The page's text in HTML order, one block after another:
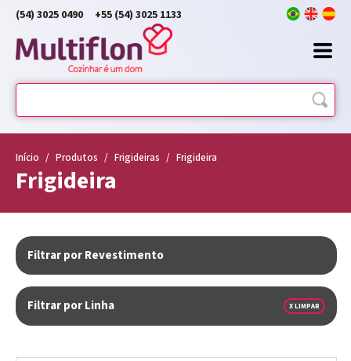
(54) 3025 0490 +55 (54) 3025 1133
Início / Produtos / Frigideiras / Frigideira
Frigideira
Filtrar por Revestimento
Filtrar por Linha X LIMPAR